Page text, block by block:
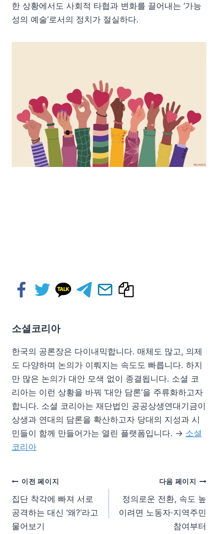
한 상황에서도 사회적 타협과 변화를 끌어내는 ‘가능
성의 예술’로서의 정치가 절실하다.
소셜코리아
한국의 공론장은 다이내믹합니다. 매체도 많고, 의제
도 다양하며 논의가 이뤄지는 속도도 빠릅니다. 하지
만 많은 논의가 대안 모색 없이 종결됩니다. 소셜 코
리아는 이런 상황을 바꿔 ‘대안 담론’을 주류화하고자
합니다. 소셜 코리아는 재단법인 공공상생연대기금이
상생과 연대의 담론을 확산하고자 당대의 지성과 시
민들이 함께 만들어가는 열린 플랫폼입니다. → 소셜
코리아
이전 페이지
집단 착각에 빠져 서로
공격하는 대신 ‘왜?’라고
물어보기
다음 페이지
정의로운 전환, 속도 높
이려면 노동자·지역주민
참여부터